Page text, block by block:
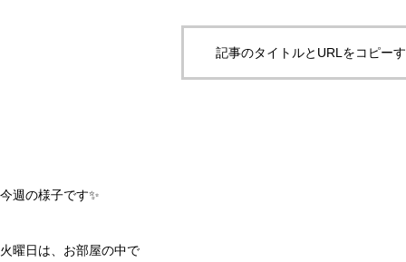
記事のタイトルとURLをコピー
今週の様子です✨
火曜日は、お部屋の中で